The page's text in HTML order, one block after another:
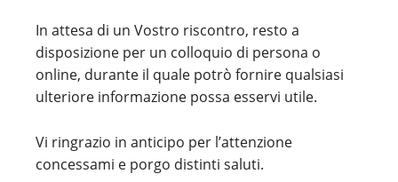
In attesa di un Vostro riscontro, resto a
disposizione per un colloquio di persona o
online, durante il quale potrò fornire qualsiasi
ulteriore informazione possa esservi utile.
Vi ringrazio in anticipo per l’attenzione
concessami e porgo distinti saluti.